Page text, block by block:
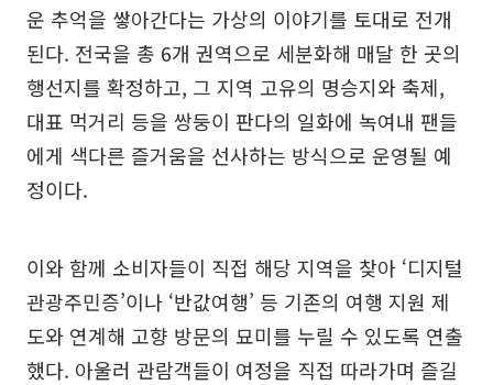
운 추억을 쌓아간다는 가상의 이야기를 토대로 전개
된다. 전국을 총 6개 권역으로 세분화해 매달 한 곳의
행선지를 확정하고, 그 지역 고유의 명승지와 축제,
대표 먹거리 등을 쌍둥이 판다의 일화에 녹여내 팬들
에게 색다른 즐거움을 선사하는 방식으로 운영될 예
정이다.
이와 함께 소비자들이 직접 해당 지역을 찾아 ‘디지털
관광주민증’이나 ‘반값여행’ 등 기존의 여행 지원 제
도와 연계해 고향 방문의 묘미를 누릴 수 있도록 연출
했다. 아울러 관람객들이 여정을 직접 따라가며 즐길